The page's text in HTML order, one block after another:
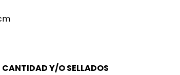
Y/O SELLADOS